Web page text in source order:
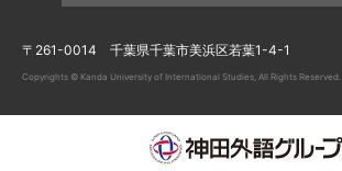
〒261-0014 千葉県千葉市美浜区若葉1-4-1
Copyrights © Kanda University of International Studies, All Rights Reserved.